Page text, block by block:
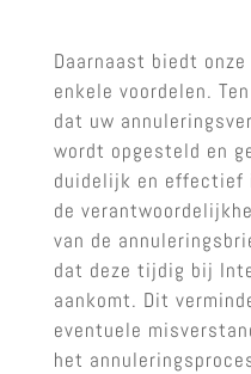
Daarnaast biedt
enkele voordelen.
dat uw
wordt opgesteld en
duidelijk en effectief
de
van de
dat deze tijdig bij
aankomt. Dit
eventuele
het